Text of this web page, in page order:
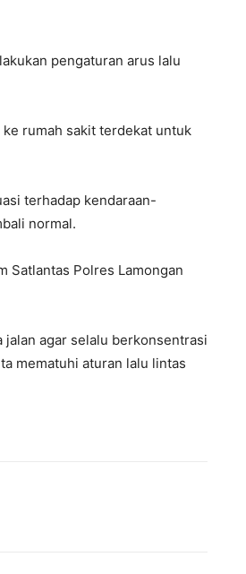
pengaturan arus lalu
rumah sakit terdekat untuk
terhadap kendaraan-
normal.
Satlantas Polres Lamongan
jalan agar selalu berkonsentrasi
mematuhi aturan lalu lintas